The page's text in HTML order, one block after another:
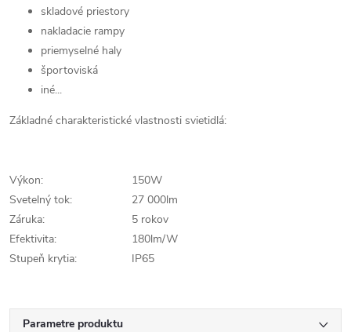
skladové priestory
nakladacie rampy
priemyselné haly
športoviská
iné...
Základné charakteristické vlastnosti svietidlá:
Výkon:
150W
Svetelný tok:
27 000lm
Záruka:
5 rokov
Efektivita:
180lm/W
Stupeň krytia:
IP65
Parametre produktu